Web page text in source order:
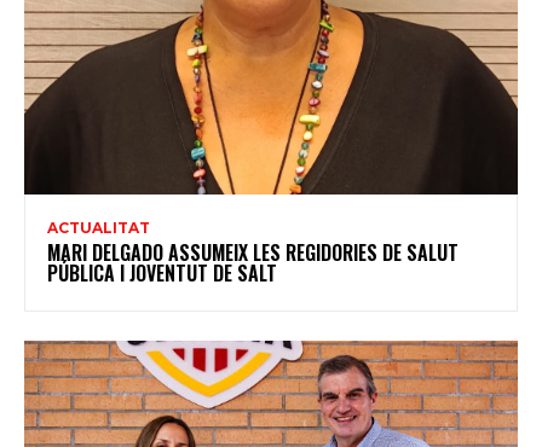
ACTUALITAT
MARI DELGADO ASSUMEIX LES REGIDORIES DE SALUT
PÚBLICA I JOVENTUT DE SALT